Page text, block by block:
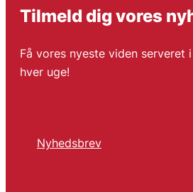
Tilmeld dig vores
Få vores nyeste viden serveret
hver uge!
Nyhedsbrev